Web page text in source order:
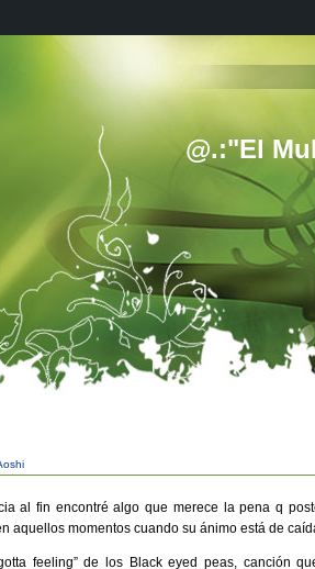
@.:"El
al fin encontré algo que merece la pena q
aquellos momentos cuando su ánimo está de
feeling” de los Black eyed peas, canción